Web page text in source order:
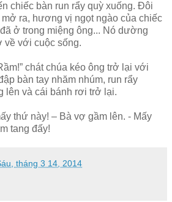
chiếc bàn run rẩy quỳ xuống. Đôi
ra, hương vị ngọt ngào của chiếc
ở trong miệng ông... Nó dường
về với cuộc sống.
chát chúa kéo ông trở lại với
bàn tay nhăm nhúm, run rẩy
lên và cái bánh rơi trở lại.
thứ này! – Bà vợ gầm lên. - Mấy
tang đấy!
tháng 3 14, 2014